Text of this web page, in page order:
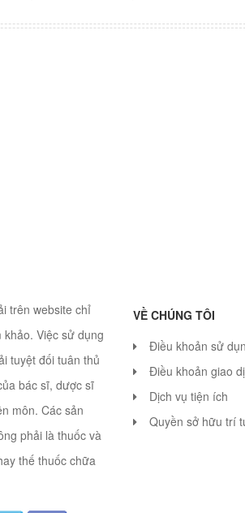
trên website chỉ
Việc sử dụng
tuyệt đối tuân thủ
bác sĩ, dược sĩ
môn. Các sản
phải là thuốc và
thế thuốc chữa
VỀ CHÚNG TÔI
Điều khoản sử
Điều khoản giao
Dịch vụ tiện ích
Quyền sở hữu trí